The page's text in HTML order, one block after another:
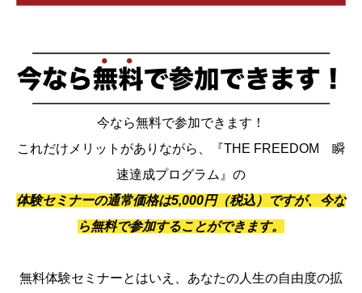
今なら無料で参加できます！
これだけメリットがありながら、『THE FREEDOM 瞬
速達成プログラム』の
体験セミナーの通常価格は5,000円（税込）ですが、今な
ら無料で参加することができます。
無料体験セミナーとはいえ、あなたの人生の自由度の拡